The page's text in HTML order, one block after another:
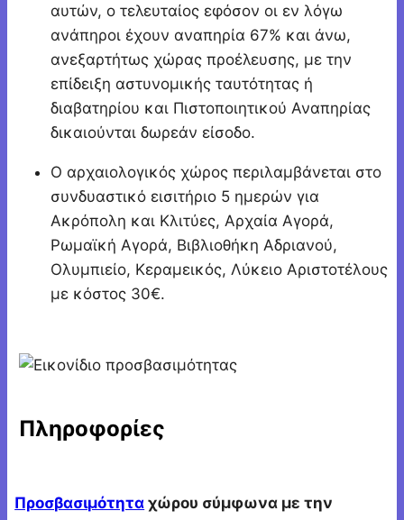
αυτών, ο τελευταίος εφόσον οι εν λόγω
ανάπηροι έχουν αναπηρία 67% και άνω,
ανεξαρτήτως χώρας προέλευσης, με την
επίδειξη αστυνομικής ταυτότητας ή
διαβατηρίου και Πιστοποιητικού Αναπηρίας
δικαιούνται δωρεάν είσοδο.
Ο αρχαιολογικός χώρος περιλαμβάνεται στο
συνδυαστικό εισιτήριο 5 ημερών για
Ακρόπολη και Κλιτύες, Αρχαία Αγορά,
Ρωμαϊκή Αγορά, Βιβλιοθήκη Αδριανού,
Ολυμπιείο, Κεραμεικός, Λύκειο Αριστοτέλους
με κόστος 30€.
Πληροφορίες
Προσβασιμότητα χώρου σύμφωνα με την